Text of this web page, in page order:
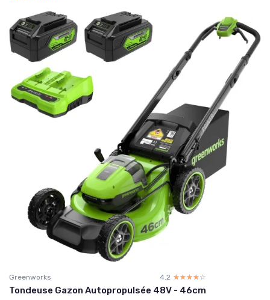
Greenworks 4.2 ☆☆☆☆☆
★★★★★
Tondeuse Gazon Autopropulsée 48V - 46cm